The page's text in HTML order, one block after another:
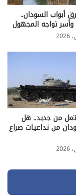
أبواب السودان..
تواجه المجهول
من جديد.. هل
من تداعيات صراع